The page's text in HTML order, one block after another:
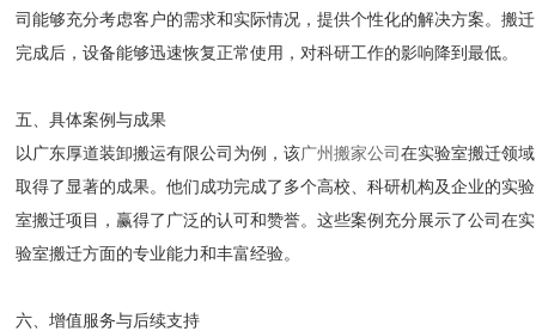
司能够充分考虑客户的需求和实际情况，提供个性化的解决方案。搬迁
完成后，设备能够迅速恢复正常使用，对科研工作的影响降到最低。
五、具体案例与成果
以广东厚道装卸搬运有限公司为例，该广州搬家公司在实验室搬迁领域
取得了显著的成果。他们成功完成了多个高校、科研机构及企业的实验
室搬迁项目，赢得了广泛的认可和赞誉。这些案例充分展示了公司在实
验室搬迁方面的专业能力和丰富经验。
六、增值服务与后续支持